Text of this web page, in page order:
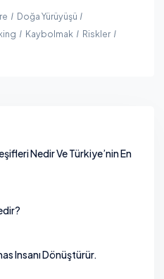
Doğa Yürüyüşü
Kaybolmak
Riskler
Nedir Ve Türkiye’nin En
Insanı Dönüştürür.